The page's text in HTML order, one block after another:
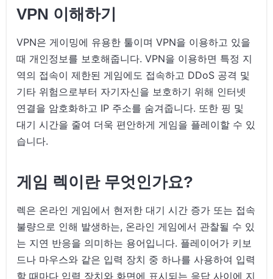
VPN 이해하기
VPN은 게이밍에 유용한 툴이며 VPN을 이용하고 있을
때 개인정보를 보호해줍니다. VPN을 이용하면 특정 지
역의 접속이 제한된 게임에도 접속하고 DDoS 공격 및
기타 위험으로부터 자기자신을 보호하기 위해 인터넷
연결을 암호화하고 IP 주소를 숨겨줍니다. 또한 핑 및
대기 시간을 줄여 더욱 편안하게 게임을 플레이할 수 있
습니다.
게임 렉이란 무엇인가요?
렉은 온라인 게임에서 현저한 대기 시간 증가 또는 접속
불량으로 인해 발생하는, 온라인 게임에서 관찰될 수 있
는 지연 반응을 의미하는 용어입니다. 플레이어가 키보
드나 마우스와 같은 입력 장치 중 하나를 사용하여 입력
할 때마다 입력 장치와 화면에 표시되는 응답 사이에 지